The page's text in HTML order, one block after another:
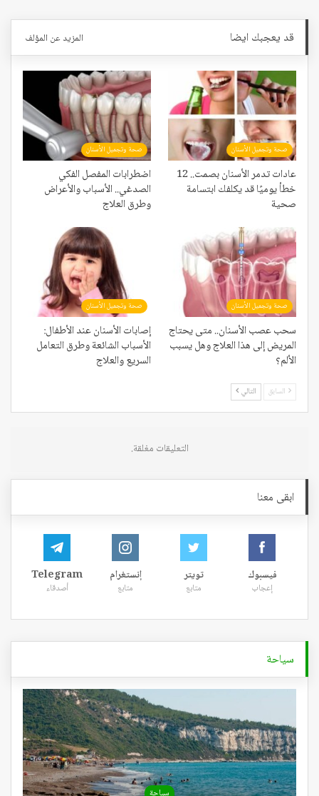
قد يعجبك ايضا المزيد عن المؤلف
صحة وتجميل الأسنان
عادات تدمر الأسنان بصمت.. 12
خطأ يوميًا قد يكلفك ابتسامة
صحية
صحة وتجميل الأسنان
اضطرابات المفصل الفكي
الصدغي.. الأسباب والأعراض
وطرق العلاج
صحة وتجميل الأسنان
سحب عصب الأسنان.. متى يحتاج
المريض إلى هذا العلاج وهل يسبب
الألم؟
صحة وتجميل الأسنان
إصابات الأسنان عند الأطفال:
الأسباب الشائعة وطرق التعامل
السريع والعلاج
السابق التالي
التعليقات مغلقة.
ابقى معنا
فيسبوك
إعجاب
تويتر
متابع
إنستغرام
متابع
Telegram
أصدقاء
سياحة